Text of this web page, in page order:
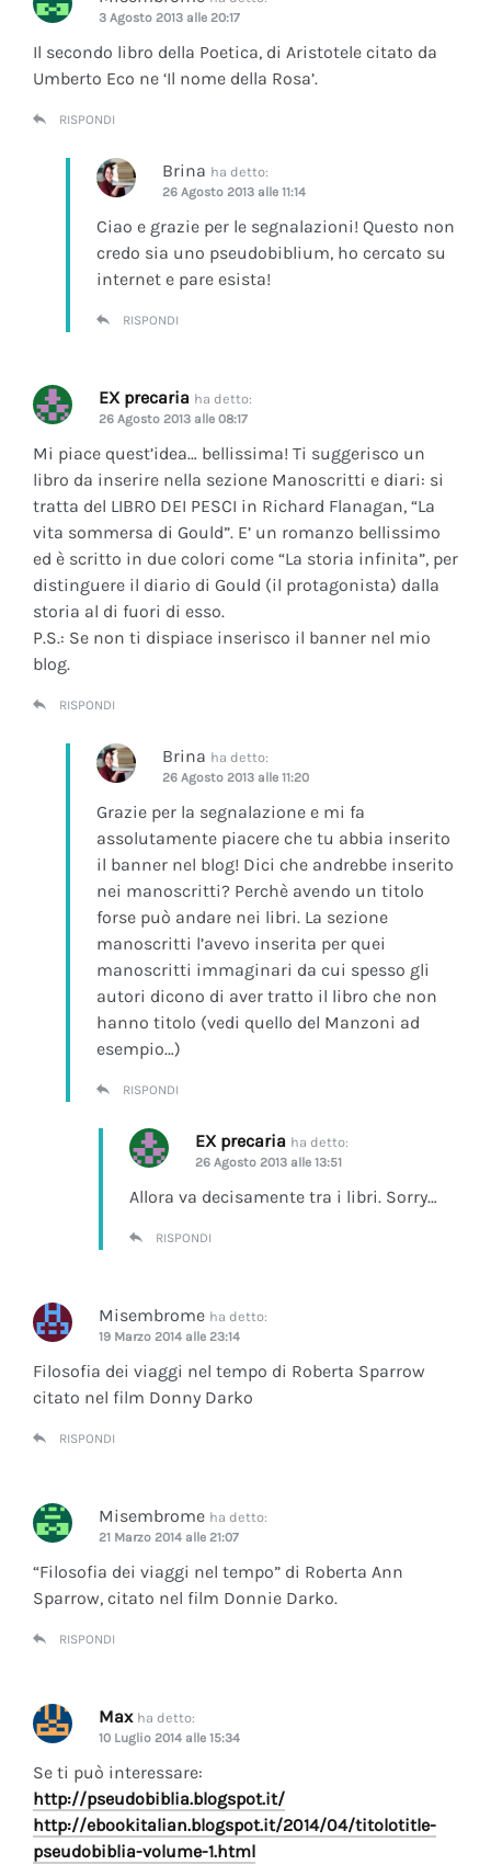
3 Agosto 2013 alle 20:17
Il secondo libro della Poetica, di Aristotele citato da
Umberto Eco ne ‘Il nome della Rosa’.
RISPONDI
Brina ha detto:
26 Agosto 2013 alle 11:14
Ciao e grazie per le segnalazioni! Questo non
credo sia uno pseudobiblium, ho cercato su
internet e pare esista!
RISPONDI
EX precaria ha detto:
26 Agosto 2013 alle 08:17
Mi piace quest’idea… bellissima! Ti suggerisco un
libro da inserire nella sezione Manoscritti e diari: si
tratta del LIBRO DEI PESCI in Richard Flanagan, “La
vita sommersa di Gould”. E’ un romanzo bellissimo
ed è scritto in due colori come “La storia infinita”, per
distinguere il diario di Gould (il protagonista) dalla
storia al di fuori di esso.
P.S.: Se non ti dispiace inserisco il banner nel mio
blog.
RISPONDI
Brina ha detto:
26 Agosto 2013 alle 11:20
Grazie per la segnalazione e mi fa
assolutamente piacere che tu abbia inserito
il banner nel blog! Dici che andrebbe inserito
nei manoscritti? Perchè avendo un titolo
forse può andare nei libri. La sezione
manoscritti l’avevo inserita per quei
manoscritti immaginari da cui spesso gli
autori dicono di aver tratto il libro che non
hanno titolo (vedi quello del Manzoni ad
esempio…)
RISPONDI
EX precaria ha detto:
26 Agosto 2013 alle 13:51
Allora va decisamente tra i libri. Sorry…
RISPONDI
Misembrome ha detto:
19 Marzo 2014 alle 23:14
Filosofia dei viaggi nel tempo di Roberta Sparrow
citato nel film Donny Darko
RISPONDI
Misembrome ha detto:
21 Marzo 2014 alle 21:07
“Filosofia dei viaggi nel tempo” di Roberta Ann
Sparrow, citato nel film Donnie Darko.
RISPONDI
Max ha detto:
10 Luglio 2014 alle 15:34
Se ti può interessare:
http://pseudobiblia.blogspot.it/
http://ebookitalian.blogspot.it/2014/04/titolotitle-
pseudobiblia-volume-1.html